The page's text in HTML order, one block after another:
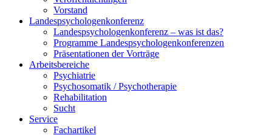
Vorstand
Landespsychologenkonferenz
Landespsychologenkonferenz – was ist das?
Programme Landespsychologenkonferenzen
Präsentationen der Vorträge
Arbeitsbereiche
Psychiatrie
Psychosomatik / Psychotherapie
Rehabilitation
Sucht
Service
Fachartikel